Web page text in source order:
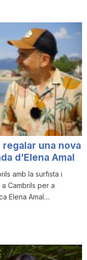
una nova
d’Elena Amal
amb la surfista i
Cambrils per a
Elena Amal....